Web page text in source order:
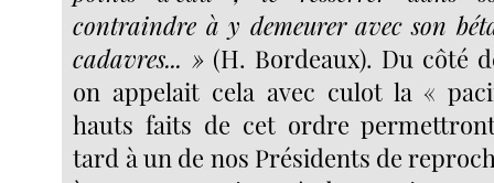
contraindre à y demeurer avec son
cadavres... » (H. Bordeaux). Du côté
on appelait cela avec culot la «
hauts faits de cet ordre
tard à un de nos Présidents de